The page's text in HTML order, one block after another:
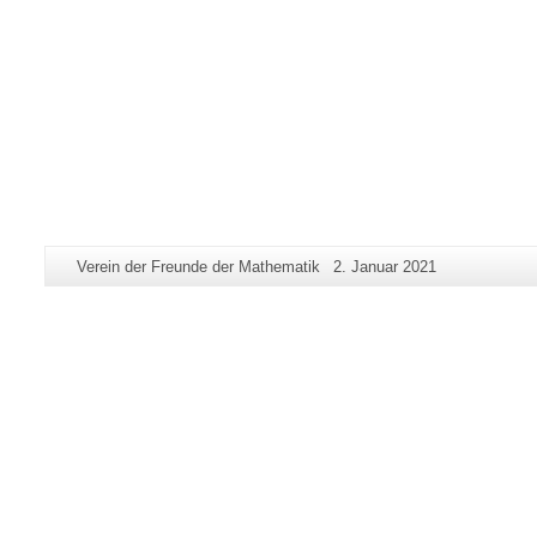
Zusätzliche
Seiten-
Verein der Freunde der Mathematik
Letzte
2. Januar 2021